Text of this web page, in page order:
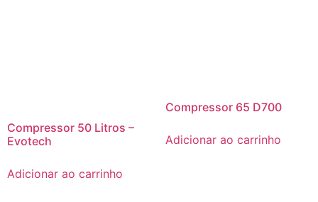
Compressor 50 Litros –
Evotech
Adicionar ao carrinho
Compressor 65 D700
Adicionar ao carrinho